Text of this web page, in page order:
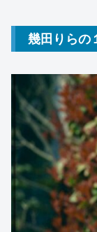
幾田りらの